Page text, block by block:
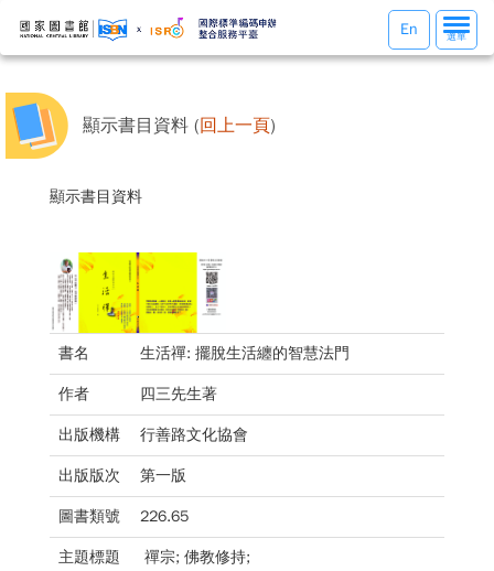
選
單
選單
En
顯示書目資料 (回上一頁)
顯示書目資料
書名 生活禪: 擺脫生活纏的智慧法門
作者 四三先生著
出版機構 行善路文化協會
出版版次 第一版
圖書類號 226.65
主題標題 禪宗; 佛教修持;